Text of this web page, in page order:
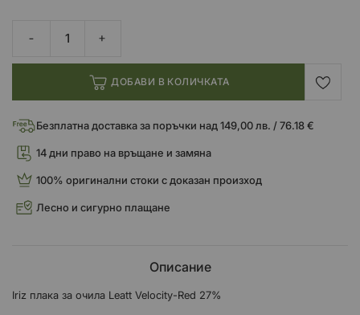
ДОБАВИ В КОЛИЧКАТА
Безплатна доставка за поръчки над 149,00 лв. / 76.18 €
14 дни право на връщане и замяна
100% оригинални стоки с доказан произход
Лесно и сигурно плащане
Описание
Iriz плака за очила Leatt Velocity-Red 27%